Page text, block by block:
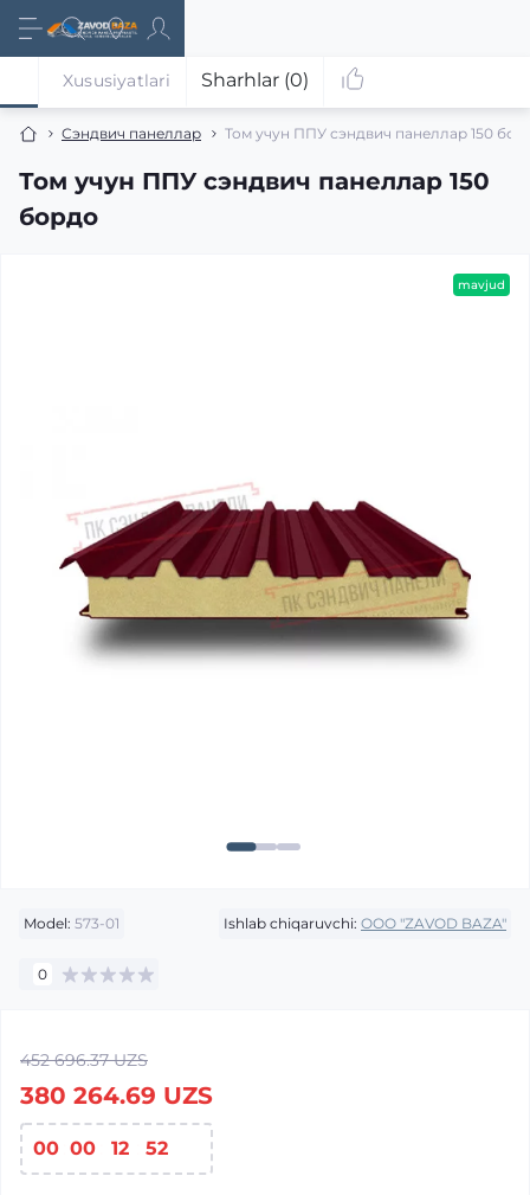
Сэндвич панеллар Том учун ППУ сэндвич панеллар 150
Том учун ППУ сэндвич панеллар 150
бордо
Xususiyatlari Sharhlar (0)
mavjud
Model: 573-01 Ishlab chiqaruvchi: OOO "ZAVOD BAZA"
0
452 696.37 UZS
380 264.69 UZS
00 00 12 52